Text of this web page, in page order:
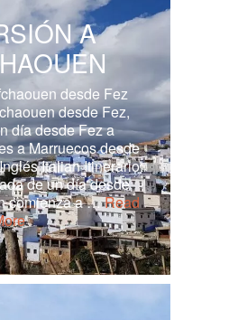
A
desde Fez
desde Fez,
día desde Fez a
a Marruecos desde
Italian Itinerario:
de un día desde
comienza a …Read